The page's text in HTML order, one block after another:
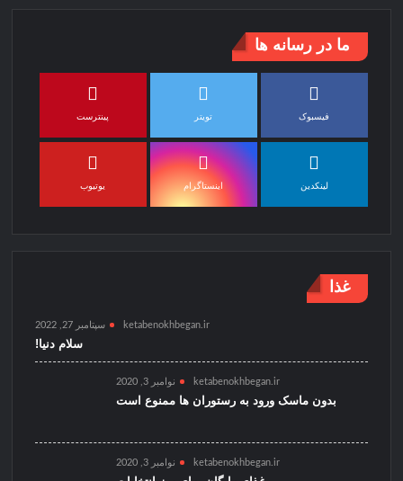
ما در رسانه ها
فیسبوک تویتر پینترست
لینکدین اینستاگرام یوتیوب
غذا
ketabenokhbegan.ir سپتامبر 27, 2022
سلام دنیا!
ketabenokhbegan.ir نوامبر 3, 2020
بدون ماسک ورود به رستوران ها ممنوع است
ketabenokhbegan.ir نوامبر 3, 2020